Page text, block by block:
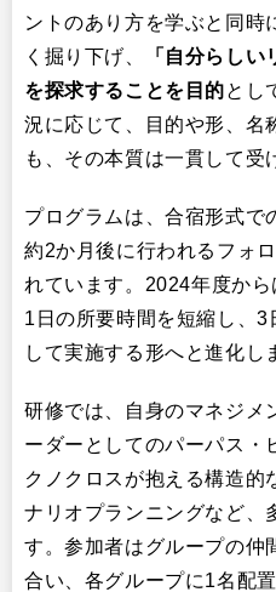
ントのあり方を学ぶと同時
く掘り下げ、
「自分らしい
を探求することを目的とし
況に応じて、目的や形、名
も、その本質は一貫して受
プログラムは、合宿形式で
約2か月後に行われるフォ
れています。2024年度か
1日の所要時間を短縮し、3
して実施する形へと進化し
研修では、自身のマネジメ
ーダーとしてのパーパス・
クノクロスが抱える構造的
ナリオプランニングなど、
す。参加者はグループの仲
合い、各グループに1名配